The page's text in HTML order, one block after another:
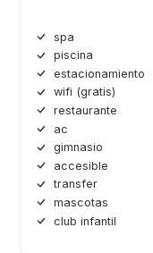
spa
piscina
estacionamiento
wifi (gratis)
restaurante
ac
gimnasio
accesible
transfer
mascotas
club infantil